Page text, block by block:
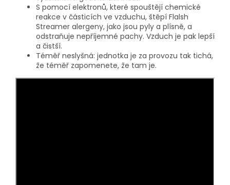
S pomocí elektronů, které spouštějí chemické
reakce v částicích ve vzduchu, štěpí Flalsh
Streamer alergeny, jako jsou pyly a plísně, a
odstraňuje nepříjemné pachy. Vzduch je pak lepší
a čistší.
Téměř neslyšná: jednotka je za provozu tak tichá,
že téměř zapomenete, že tam je.